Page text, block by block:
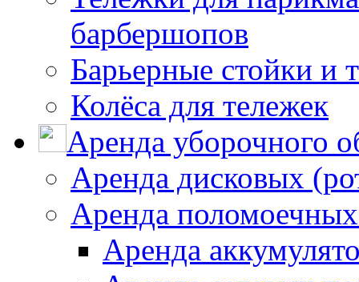
барбершопов
Барьерные стойки и
Колёса для тележек
Аренда уборочного
Аренда дисковых
Аренда
Аренда